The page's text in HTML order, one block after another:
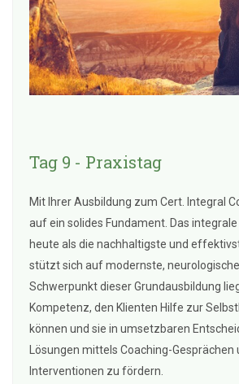
Tag 9 - Praxistag
Mit Ihrer Ausbildung zum Cert. Integral
auf ein solides Fundament. Das
heute als die nachhaltigste und
stützt sich auf modernste,
Schwerpunkt dieser Grundausbildung
Kompetenz, den Klienten Hilfe zur
können und sie in umsetzbaren
Lösungen mittels Coaching-Gesprächen
Interventionen zu fördern.